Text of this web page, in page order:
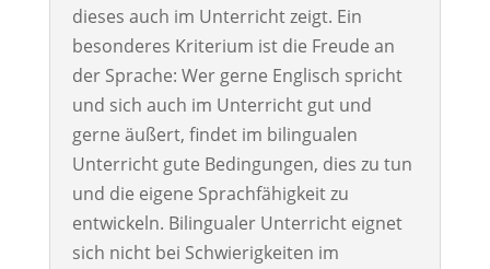
dieses auch im Unterricht zeigt. Ein
besonderes Kriterium ist die Freude an
der Sprache: Wer gerne Englisch spricht
und sich auch im Unterricht gut und
gerne äußert, findet im bilingualen
Unterricht gute Bedingungen, dies zu tun
und die eigene Sprachfähigkeit zu
entwickeln. Bilingualer Unterricht eignet
sich nicht bei Schwierigkeiten im